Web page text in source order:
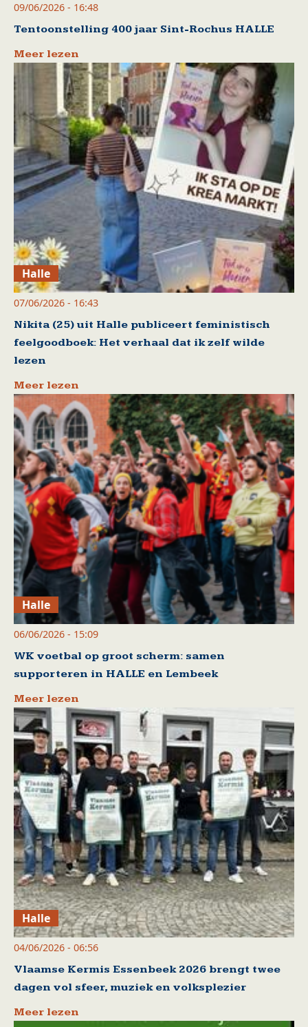
09/06/2026 - 16:48
Tentoonstelling 400 jaar Sint-Rochus HALLE
Meer lezen
Halle
07/06/2026 - 16:43
Nikita (25) uit Halle publiceert feministisch
feelgoodboek: Het verhaal dat ik zelf wilde
lezen
Meer lezen
Halle
06/06/2026 - 15:09
WK voetbal op groot scherm: samen
supporteren in HALLE en Lembeek
Meer lezen
Halle
04/06/2026 - 06:56
Vlaamse Kermis Essenbeek 2026 brengt twee
dagen vol sfeer, muziek en volksplezier
Meer lezen